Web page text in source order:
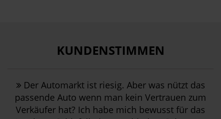
KUNDENSTIMMEN
Der Automarkt ist riesig. Aber was nützt das
passende Auto wenn man kein Vertrauen zum
Verkäufer hat? Ich habe mich bewusst für das